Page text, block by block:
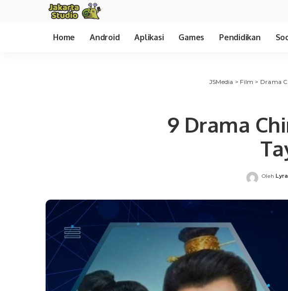
Home Android Aplikasi Games Pendidikan
JSMedia > Film > Drama
9 Drama
Posted
Oleh